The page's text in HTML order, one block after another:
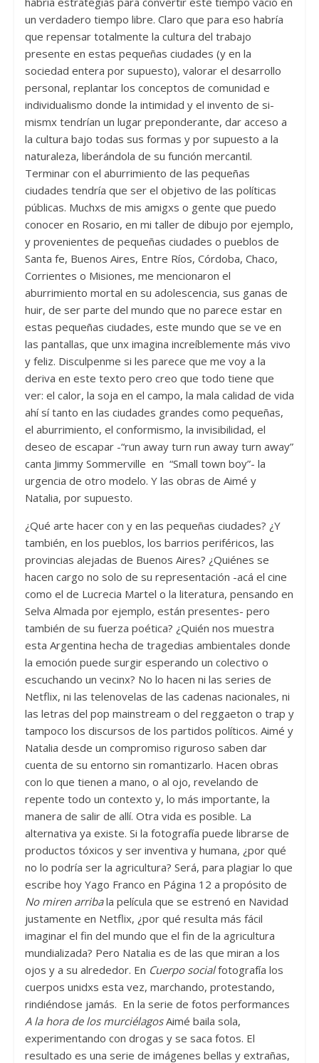
un verdadero tiempo libre. Claro que para eso habría
que repensar totalmente la cultura del trabajo
presente en estas pequeñas ciudades (y en la
sociedad entera por supuesto), valorar el desarrollo
personal, replantar los conceptos de comunidad e
individualismo donde la intimidad y el invento de si-
mismx tendrían un lugar preponderante, dar acceso a
la cultura bajo todas sus formas y por supuesto a la
naturaleza, liberándola de su función mercantil.
Terminar con el aburrimiento de las pequeñas
ciudades tendría que ser el objetivo de las políticas
públicas. Muchxs de mis amigxs o gente que puedo
conocer en Rosario, en mi taller de dibujo por ejemplo,
y provenientes de pequeñas ciudades o pueblos de
Santa fe, Buenos Aires, Entre Ríos, Córdoba, Chaco,
Corrientes o Misiones, me mencionaron el
aburrimiento mortal en su adolescencia, sus ganas de
huir, de ser parte del mundo que no parece estar en
estas pequeñas ciudades, este mundo que se ve en
las pantallas, que unx imagina increíblemente más vivo
y feliz. Disculpenme si les parece que me voy a la
deriva en este texto pero creo que todo tiene que
ver: el calor, la soja en el campo, la mala calidad de vida
ahí sí tanto en las ciudades grandes como pequeñas,
el aburrimiento, el conformismo, la invisibilidad, el
deseo de escapar -“run away turn run away turn away”
canta Jimmy Sommerville en “Small town boy”- la
urgencia de otro modelo. Y las obras de Aimé y
Natalia, por supuesto.
¿Qué arte hacer con y en las pequeñas ciudades? ¿Y
también, en los pueblos, los barrios periféricos, las
provincias alejadas de Buenos Aires? ¿Quiénes se
hacen cargo no solo de su representación -acá el cine
como el de Lucrecia Martel o la literatura, pensando en
Selva Almada por ejemplo, están presentes- pero
también de su fuerza poética? ¿Quién nos muestra
esta Argentina hecha de tragedias ambientales donde
la emoción puede surgir esperando un colectivo o
escuchando un vecinx? No lo hacen ni las series de
Netflix, ni las telenovelas de las cadenas nacionales, ni
las letras del pop mainstream o del reggaeton o trap y
tampoco los discursos de los partidos políticos. Aimé y
Natalia desde un compromiso riguroso saben dar
cuenta de su entorno sin romantizarlo. Hacen obras
con lo que tienen a mano, o al ojo, revelando de
repente todo un contexto y, lo más importante, la
manera de salir de allí. Otra vida es posible. La
alternativa ya existe. Si la fotografía puede librarse de
productos tóxicos y ser inventiva y humana, ¿por qué
no lo podría ser la agricultura? Será, para plagiar lo que
escribe hoy Yago Franco en Página 12 a propósito de
No miren arribala película que se estrenó en Navidad
justamente en Netflix, ¿por qué resulta más fácil
imaginar el fin del mundo que el fin de la agricultura
mundializada? Pero Natalia es de las que miran a los
ojos y a su alrededor. En Cuerpo socialfotografía los
cuerpos unidxs esta vez, marchando, protestando,
rindiéndose jamás. En la serie de fotos performances
A la hora de los murciélagosAimé baila sola,
experimentando con drogas y se saca fotos. El
resultado es una serie de imágenes bellas y extrañas,